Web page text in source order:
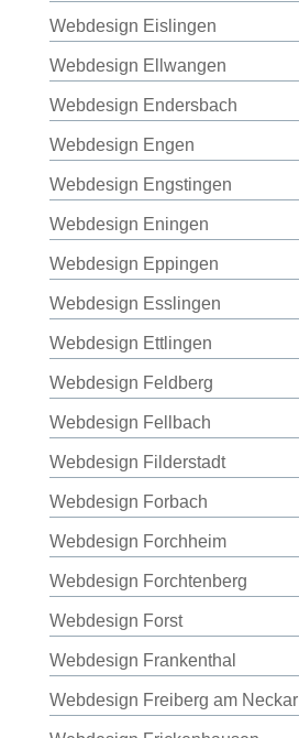
Webdesign Eislingen
Webdesign Ellwangen
Webdesign Endersbach
Webdesign Engen
Webdesign Engstingen
Webdesign Eningen
Webdesign Eppingen
Webdesign Esslingen
Webdesign Ettlingen
Webdesign Feldberg
Webdesign Fellbach
Webdesign Filderstadt
Webdesign Forbach
Webdesign Forchheim
Webdesign Forchtenberg
Webdesign Forst
Webdesign Frankenthal
Webdesign Freiberg am Neckar